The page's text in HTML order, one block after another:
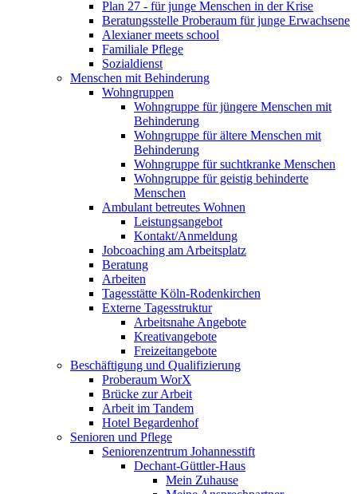
Plan 27 - für junge Menschen in der Krise
Beratungsstelle Proberaum für junge Erwachsene
Alexianer meets school
Familiale Pflege
Sozialdienst
Menschen mit Behinderung
Wohngruppen
Wohngruppe für jüngere Menschen mit
Behinderung
Wohngruppe für ältere Menschen mit
Behinderung
Wohngruppe für suchtkranke Menschen
Wohngruppe für geistig behinderte
Menschen
Ambulant betreutes Wohnen
Leistungsangebot
Kontakt/Anmeldung
Jobcoaching am Arbeitsplatz
Beratung
Arbeiten
Tagesstätte Köln-Rodenkirchen
Externe Tagesstruktur
Arbeitsnahe Angebote
Kreativangebote
Freizeitangebote
Beschäftigung und Qualifizierung
Proberaum WorX
Brücke zur Arbeit
Arbeit im Tandem
Hotel Begardenhof
Senioren und Pflege
Seniorenzentrum Johannesstift
Dechant-Güttler-Haus
Mein Zuhause